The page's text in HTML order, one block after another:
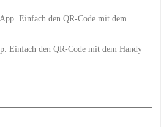
Einfach den QR-Code mit dem Handy